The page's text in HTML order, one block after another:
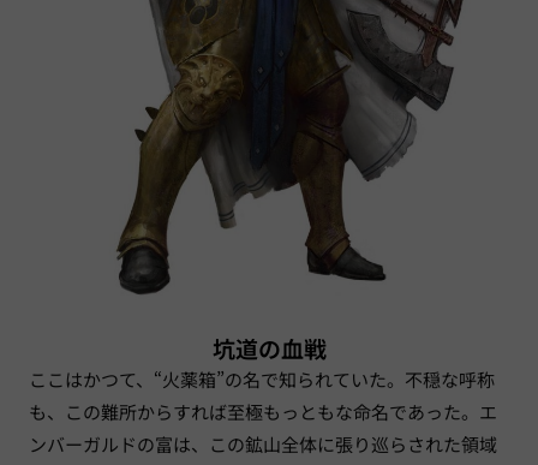
坑道の血戦
ここはかつて、“火薬箱”の名で知られていた。不穏な呼称
も、この難所からすれば至極もっともな命名であった。エ
ンバーガルドの富は、この鉱山全体に張り巡らされた領域